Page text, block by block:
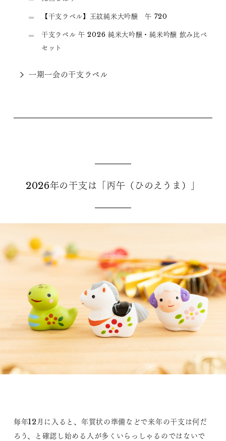
【干支ラベル】王紋純米大吟醸 午 720
干支ラベル 午 2026 純米大吟醸・純米吟醸 飲み比べ
セット
一期一会の干支ラベル
2026年の干支は「丙午（ひのえうま）」
毎年12月に入ると、年賀状の準備などで来年の干支は何だ
ろう、と確認し始める人が多くいらっしゃるのではないで